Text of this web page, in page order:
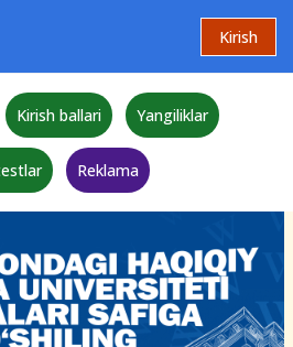
Kirish
Kirish ballari Yangiliklar
Reklama